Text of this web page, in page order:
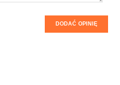
DODAĆ OPINIĘ